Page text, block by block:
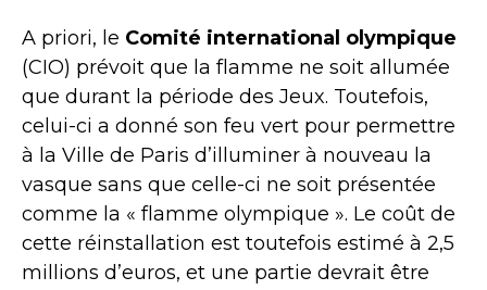
A priori, le Comité international olympique
(CIO) prévoit que la flamme ne soit allumée
que durant la période des Jeux. Toutefois,
celui-ci a donné son feu vert pour permettre
à la Ville de Paris d’illuminer à nouveau la
vasque sans que celle-ci ne soit présentée
comme la « flamme olympique ». Le coût de
cette réinstallation est toutefois estimé à 2,5
millions d’euros, et une partie devrait être